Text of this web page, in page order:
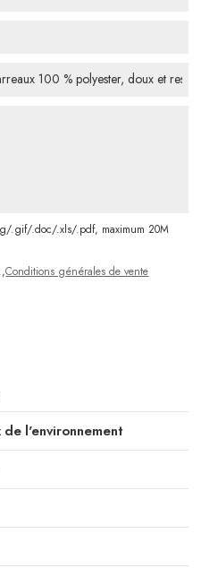
.gif/.doc/.xls/.pdf, maximum 20M
Conditions générales de vente
de l'environnement